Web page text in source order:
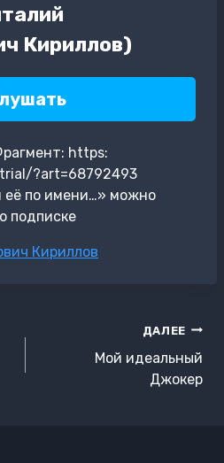
Кириллов)
https:
?art=68792493
её по имени…» можно
подписке
Кириллов
ДАЛЕЕ
Мой идеальный
Джокер